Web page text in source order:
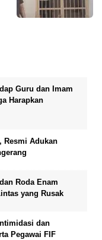
Guru dan Imam
Harapkan
Resmi Adukan
Roda Enam
yang Rusak
dan
Pegawai FIF